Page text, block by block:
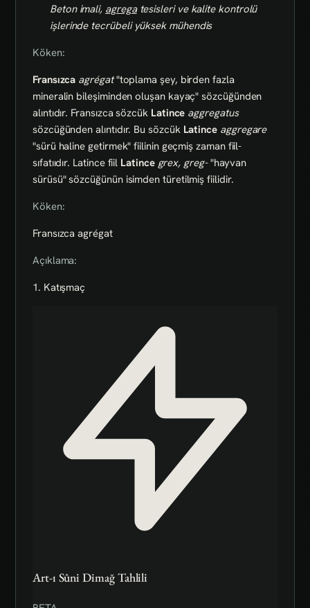
Beton imali, agregatesisleri ve kalite kontrolü
işlerinde tecrübeli yüksek mühendis
Köken:
Fransızca agrégat"toplama şey, birden fazla
mineralin bileşiminden oluşan kayaç" sözcüğünden
alıntıdır. Fransızca sözcük Latince aggregatus
sözcüğünden alıntıdır. Bu sözcük Latince aggregare
"sürü haline getirmek" fiilinin geçmiş zaman fiil-
sıfatııdır. Latince fiil Latince grex, greg-"hayvan
sürüsü" sözcüğünün isimden türetilmiş fiilidir.
Köken:
Fransızca agrégat
Açıklama:
1. Katışmaç
Art-ı Sûni Dimağ Tahlili